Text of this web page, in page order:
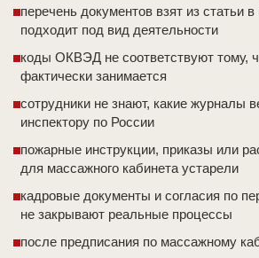
перечень документов взят из статьи
подходит под вид деятельности
коды ОКВЭД не соответствуют тому,
фактически занимается
сотрудники не знают, какие журналы
инспектору по России
пожарные инструкции, приказы или
для массажного кабинета устарели
кадровые документы и согласия по
не закрывают реальные процессы
после предписания по массажному